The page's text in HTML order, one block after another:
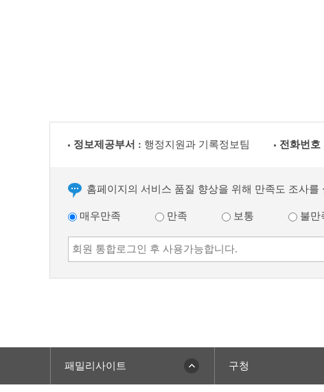
정보제공부서 : 행정지원과 기록정보팀 전화번호
홈페이지의 서비스 품질 향상을 위해 만족도 조사
매우만족 만족 보통 불만
패밀리사이트 구청